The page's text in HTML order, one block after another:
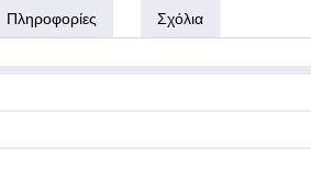
Πληροφορίες Σχόλια